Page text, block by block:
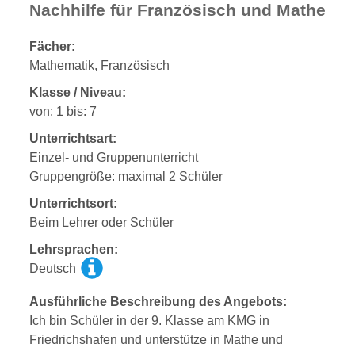
Nachhilfe für Französisch und Mathe
Fächer:
Mathematik, Französisch
Klasse / Niveau:
von: 1 bis: 7
Unterrichtsart:
Einzel- und Gruppenunterricht
Gruppengröße: maximal 2 Schüler
Unterrichtsort:
Beim Lehrer oder Schüler
Lehrsprachen:
Deutsch
Ausführliche Beschreibung des Angebots:
Ich bin Schüler in der 9. Klasse am KMG in
Friedrichshafen und unterstütze in Mathe und